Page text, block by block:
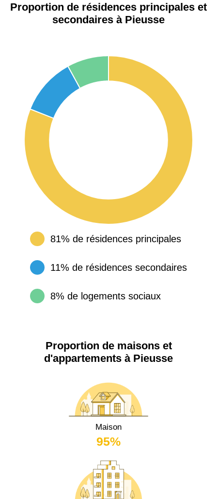
Proportion de résidences principales et
secondaires à Pieusse
81% de résidences principales
11% de résidences secondaires
8% de logements sociaux
Proportion de maisons et
d'appartements à Pieusse
Maison
95%